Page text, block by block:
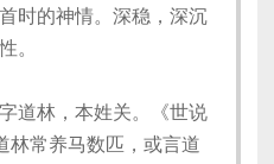
时的神情。深稳，深沉
。
道林，本姓关。《世说
林常养马数匹，或言道